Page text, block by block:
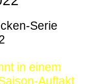
Serie
in einem
Auftakt